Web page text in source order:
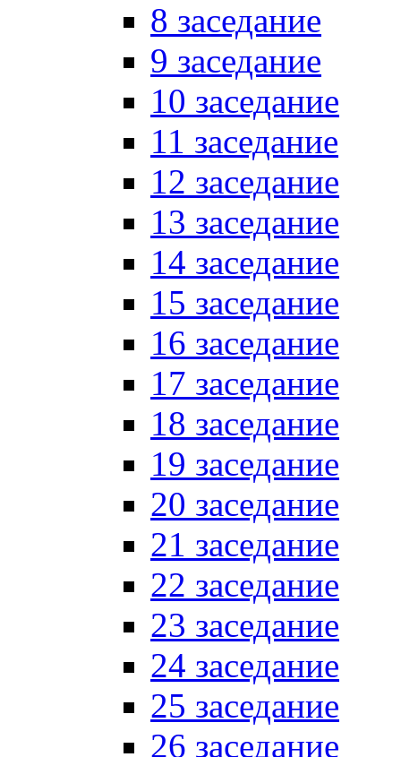
8 заседание
9 заседание
10 заседание
11 заседание
12 заседание
13 заседание
14 заседание
15 заседание
16 заседание
17 заседание
18 заседание
19 заседание
20 заседание
21 заседание
22 заседание
23 заседание
24 заседание
25 заседание
26 заседание